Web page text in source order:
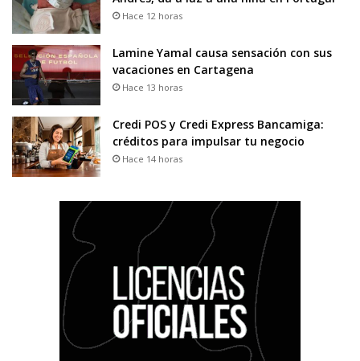
Hace 12 horas
Lamine Yamal causa sensación con sus
vacaciones en Cartagena
Hace 13 horas
Credi POS y Credi Express Bancamiga:
créditos para impulsar tu negocio
Hace 14 horas